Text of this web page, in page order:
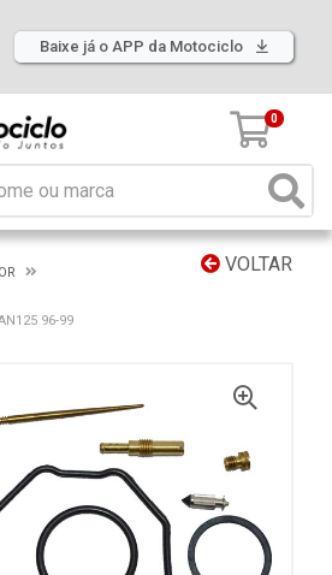
Baixe já o APP da Motociclo
0
VOLTAR
96-99